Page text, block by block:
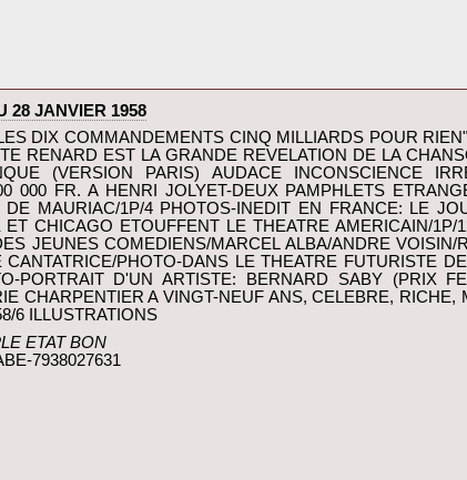
28 JANVIER 1958‎
DIX COMMANDEMENTS CINQ MILLIARDS POUR
RENARD EST LA GRANDE REVELATION DE LA
(VERSION PARIS) AUDACE INCONSCIENCE
000 FR. A HENRI JOLYET-DEUX PAMPHLETS
DE MAURIAC/1P/4 PHOTOS-INEDIT EN FRANCE: LE
CHICAGO ETOUFFENT LE THEATRE AMERICAIN/1P/
JEUNES COMEDIENS/MARCEL ALBA/ANDRE
PHOTO-DANS LE THEATRE FUTURISTE
PORTRAIT D'UN ARTISTE: BERNARD SABY (PRIX
CHARPENTIER A VINGT-NEUF ANS, CELEBRE,
6 ILLUSTRATIONS‎
ETAT BON‎
7938027631